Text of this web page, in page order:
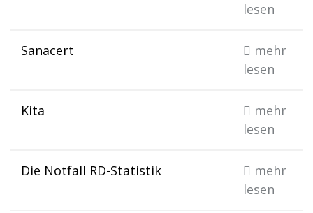
lesen
Sanacert
mehr
lesen
Kita
mehr
lesen
Die Notfall RD-Statistik
mehr
lesen